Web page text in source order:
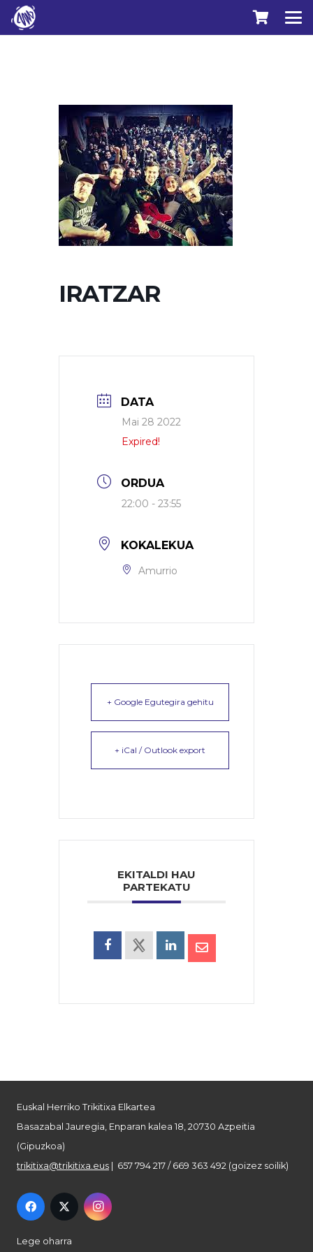
IRATZAR
DATA
Mai 28 2022
Expired!
ORDUA
22:00 - 23:55
KOKALEKUA
Amurrio
+ Google Egutegira gehitu
+ iCal / Outlook export
EKITALDI HAU
PARTEKATU
Euskal Herriko Trikitixa Elkartea
Basazabal Jauregia, Enparan kalea 18, 20730 Azpeitia
(Gipuzkoa)
trikitixa@trikitixa.eus | 657 794 217 / 669 363 492 (goizez soilik)
Lege oharra